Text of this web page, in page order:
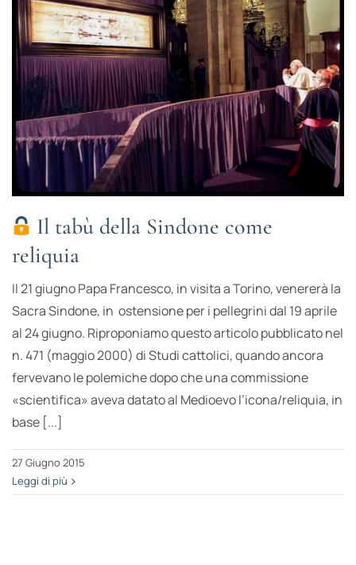
Il tabù della Sindone come
reliquia
Il 21 giugno Papa Francesco, in visita a Torino, venererà la
Sacra Sindone, in ostensione per i pellegrini dal 19 aprile
al 24 giugno. Riproponiamo questo articolo pubblicato nel
n. 471 (maggio 2000) di Studi cattolici, quando ancora
fervevano le polemiche dopo che una commissione
«scientifica» aveva datato al Medioevo l’icona/reliquia, in
base [...]
27 Giugno 2015
Leggi di più